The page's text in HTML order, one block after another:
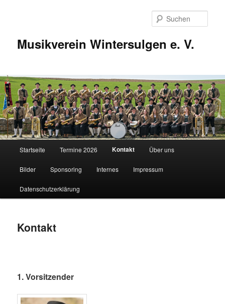
Musikverein Wintersulgen e. V.
Startseite Termine 2026 Kontakt Über uns
Bilder Sponsoring Internes Impressum
Datenschutzerklärung
Kontakt
1. Vorsitzender